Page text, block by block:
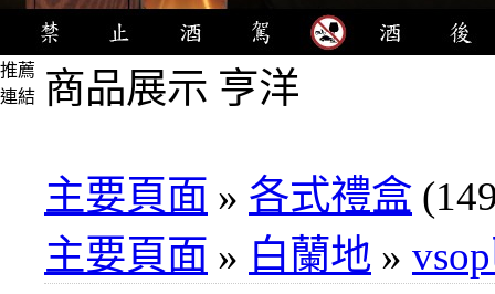
推薦
連結 商品展示 亨洋
主要頁面 » 各式禮盒
主要頁面 » 白蘭地 »